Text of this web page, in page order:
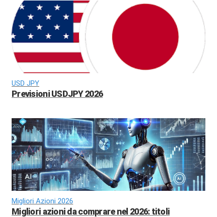
USD JPY
Previsioni USDJPY 2026
Migliori Azioni 2026
Migliori azioni da comprare nel 2026: titoli